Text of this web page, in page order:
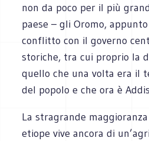
non da poco per il più
paese – gli Oromo,
conflitto con il governo
storiche, tra cui proprio la
quello che una volta era il
del popolo e che ora è
La stragrande
etiope vive ancora di